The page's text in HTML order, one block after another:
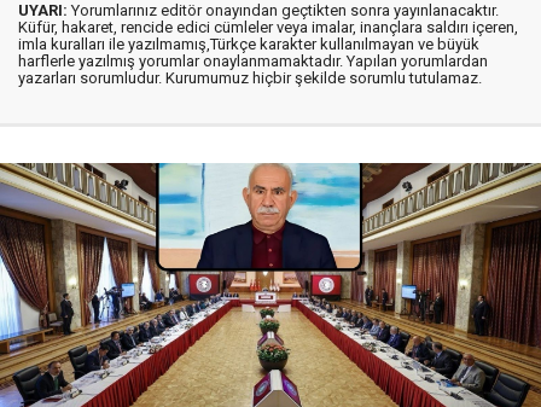
UYARI: Yorumlarınız editör onayından geçtikten sonra yayınlanacaktır.
Küfür, hakaret, rencide edici cümleler veya imalar, inançlara saldırı içeren,
imla kuralları ile yazılmamış,Türkçe karakter kullanılmayan ve büyük
harflerle yazılmış yorumlar onaylanmamaktadır. Yapılan yorumlardan
yazarları sorumludur. Kurumumuz hiçbir şekilde sorumlu tutulamaz.